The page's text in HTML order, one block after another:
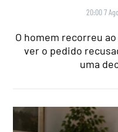
20:00 7
O homem recorreu
ver o pedido
uma